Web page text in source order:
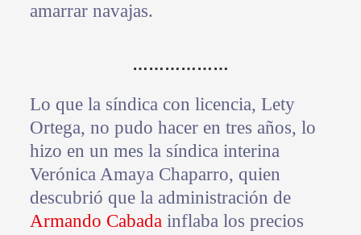
amarrar navajas.
………………
Lo que la síndica con licencia, Lety
Ortega, no pudo hacer en tres años, lo
hizo en un mes la síndica interina
Verónica Amaya Chaparro, quien
descubrió que la administración de
Armando Cabadainflaba los precios